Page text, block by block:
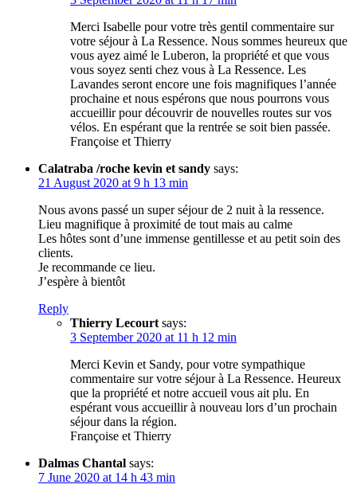
Merci Isabelle pour votre très gentil commentaire sur
votre séjour à La Ressence. Nous sommes heureux que
vous ayez aimé le Luberon, la propriété et que vous
vous soyez senti chez vous à La Ressence. Les
Lavandes seront encore une fois magnifiques l’année
prochaine et nous espérons que nous pourrons vous
accueillir pour découvrir de nouvelles routes sur vos
vélos. En espérant que la rentrée se soit bien passée.
Françoise et Thierry
Calatraba /roche kevin et sandy says:
21 August 2020 at 9 h 13 min
Nous avons passé un super séjour de 2 nuit à la ressence.
Lieu magnifique à proximité de tout mais au calme
Les hôtes sont d’une immense gentillesse et au petit soin des
clients.
Je recommande ce lieu.
J’espère à bientôt
Reply
Thierry Lecourt says:
3 September 2020 at 11 h 12 min
Merci Kevin et Sandy, pour votre sympathique
commentaire sur votre séjour à La Ressence. Heureux
que la propriété et notre accueil vous ait plu. En
espérant vous accueillir à nouveau lors d’un prochain
séjour dans la région.
Françoise et Thierry
Dalmas Chantal says:
7 June 2020 at 14 h 43 min